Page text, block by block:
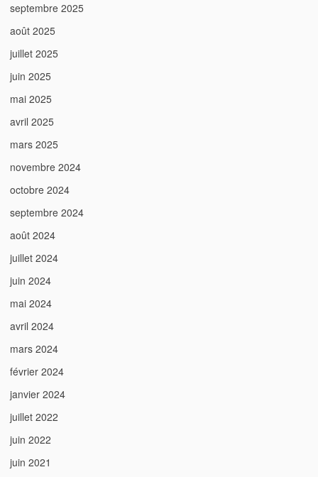
septembre 2025
août 2025
juillet 2025
juin 2025
mai 2025
avril 2025
mars 2025
novembre 2024
octobre 2024
septembre 2024
août 2024
juillet 2024
juin 2024
mai 2024
avril 2024
mars 2024
février 2024
janvier 2024
juillet 2022
juin 2022
juin 2021